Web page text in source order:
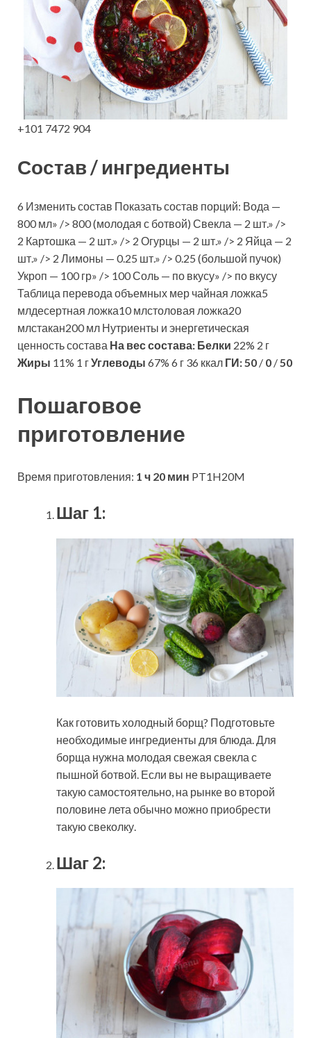
+101 7472 904
Состав / ингредиенты
6 Изменить состав Показать состав порций: Вода —
800 мл» /> 800 (молодая с ботвой) Свекла — 2 шт.» />
2 Картошка — 2 шт.» /> 2 Огурцы — 2 шт.» /> 2 Яйца — 2
шт.» /> 2 Лимоны — 0.25 шт.» /> 0.25 (большой пучок)
Укроп — 100 гр» /> 100 Соль — по вкусу» /> по вкусу
Таблица перевода объемных мер чайная ложка5
млдесертная ложка10 млстоловая ложка20
млстакан200 мл Нутриенты и энергетическая
ценность состава На вес состава: Белки 22% 2 г
Жиры 11% 1 гУглеводы 67% 6 г 36 ккал ГИ: 50 / 0 / 50
Пошаговое
приготовление
Время приготовления: 1 ч 20 мин PT1H20M
Шаг 1:
Как готовить холодный борщ? Подготовьте
необходимые ингредиенты для блюда. Для
борща нужна молодая свежая свекла с
пышной ботвой. Если вы не выращиваете
такую самостоятельно, на рынке во второй
половине лета обычно можно приобрести
такую свеколку.
Шаг 2: